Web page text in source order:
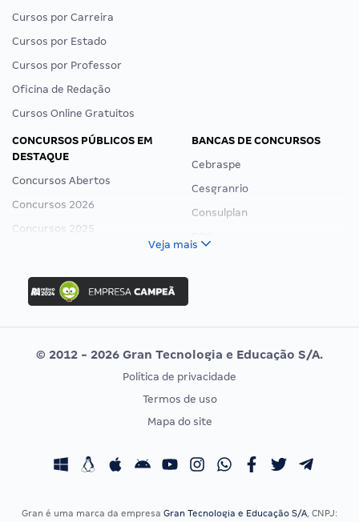
Cursos por Carreira
Cursos por Estado
Cursos por Professor
Oficina de Redação
Cursos Online Gratuitos
CONCURSOS PÚBLICOS EM
DESTAQUE
Concursos Abertos
Concursos 2026
Concursos 2025
Concurso Nacional Unificado
Concurso Ibama
Concurso MPU
Editais publicados
BANCAS DE CONCURSOS
Cebraspe
Cesgranrio
Consulplan
Vunesp
CONCURSOS POR PROFISSÃO
Concursos Fiscais
EXAME DE ORDEM
Calendário OAB
Veja mais
© 2012 - 2026 Gran Tecnologia e Educação S/A.
Política de privacidade
Termos de uso
Mapa do site
Gran é uma marca da empresa Gran Tecnologia e Educação S/A, CNPJ: